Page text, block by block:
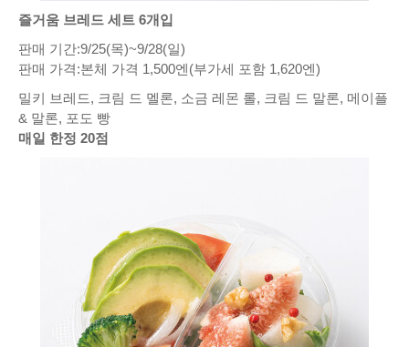
즐거움 브레드 세트 6개입
판매 기간:9/25(목)~9/28(일)
판매 가격:본체 가격 1,500엔(부가세 포함 1,620엔)
밀키 브레드, 크림 드 멜론, 소금 레몬 롤, 크림 드 말론, 메이플
& 말론, 포도 빵
매일 한정 20점